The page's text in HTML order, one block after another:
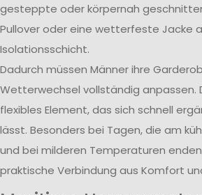
gesteppte oder körpernah
Pullover oder eine wetterfeste Jacke
Isolationsschicht.
Dadurch müssen Männer ihre
Wetterwechsel vollständig anpassen.
flexibles Element, das sich schnell
lässt. Besonders bei Tagen, die am
und bei milderen Temperaturen
praktische Verbindung aus Komfort